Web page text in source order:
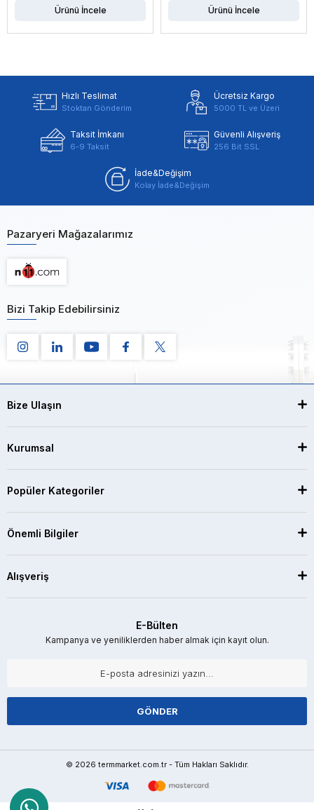
Ürünü İncele Ürünü İncele
Hızlı Teslimat
Stoktan Gönderim
Ücretsiz Kargo
5000 TL ve Üzeri
Taksit İmkanı
6-9 Taksit
Güvenli Alışveriş
256 Bit SSL
İade&Değişim
Kolay İade&Değişim
Pazaryeri Mağazalarımız
Bizi Takip Edebilirsiniz
Bize Ulaşın
Kurumsal
Popüler Kategoriler
Önemli Bilgiler
Alışveriş
E-Bülten
Kampanya ve yeniliklerden haber almak için kayıt olun.
GÖNDER
© 2026 termmarket.com.tr - Tüm Hakları Saklıdır.